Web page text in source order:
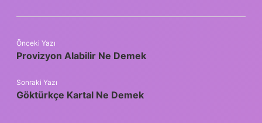
Önceki Yazı
Provizyon Alabilir Ne Demek
Sonraki Yazı
Göktürkçe Kartal Ne Demek